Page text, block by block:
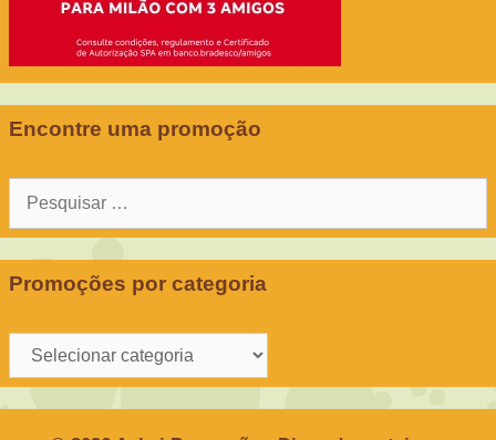
Encontre uma promoção
Pesquisar
Promoções por categoria
Promoções
por